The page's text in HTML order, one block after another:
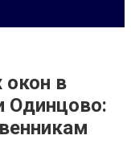
окон в
Одинцово: